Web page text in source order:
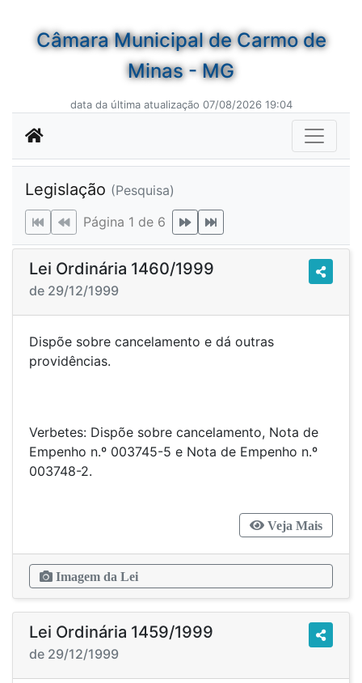
Câmara Municipal de Carmo de
Minas - MG
data da última atualização 07/08/2026 19:04
Legislação (Pesquisa)
Página 1 de 6
Lei Ordinária 1460/1999
de 29/12/1999
Dispõe sobre cancelamento e dá outras
providências.
Verbetes: Dispõe sobre cancelamento, Nota de
Empenho n.º 003745-5 e Nota de Empenho n.º
003748-2.
Veja Mais
Imagem da Lei
Lei Ordinária 1459/1999
de 29/12/1999